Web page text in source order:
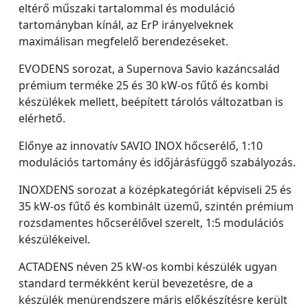
eltérő műszaki tartalommal és moduláció
tartományban kínál, az ErP irányelveknek
maximálisan megfelelő berendezéseket.
EVODENS sorozat, a Supernova Savio kazáncsalád
prémium terméke 25 és 30 kW-os fűtő és kombi
készülékek mellett, beépített tárolós változatban is
elérhető.
Előnye az innovatív SAVIO INOX hőcserélő, 1:10
modulációs tartomány és időjárásfüggő szabályozás.
INOXDENS sorozat a középkategóriát képviseli 25 és
35 kW-os fűtő és kombinált üzemű, szintén prémium
rozsdamentes hőcserélővel szerelt, 1:5 modulációs
készülékeivel.
ACTADENS néven 25 kW-os kombi készülék ugyan
standard termékként kerül bevezetésre, de a
készülék menürendszere máris előkészítésre került